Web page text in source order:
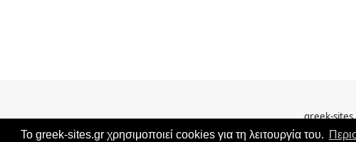
Το greek-sites.gr χρησιμοποιεί cookies για τη λειτουργία του.
greek-